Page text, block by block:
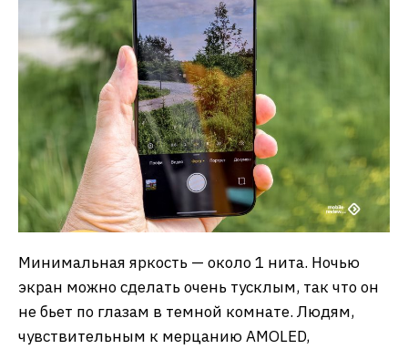
Минимальная яркость — около 1 нита. Ночью
экран можно сделать очень тусклым, так что он
не бьет по глазам в темной комнате. Людям,
чувствительным к мерцанию AMOLED,